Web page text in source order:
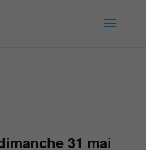
31 mai